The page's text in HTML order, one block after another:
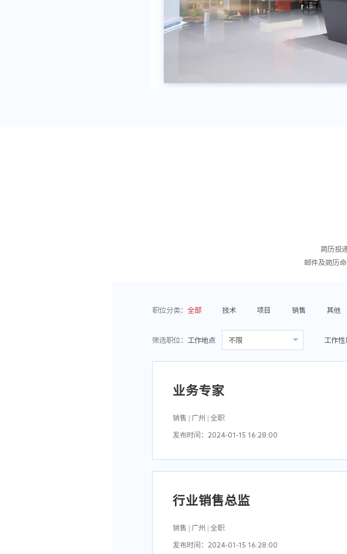
简历投
邮件及简历
职位分类： 全部 技术 项目 销售 其他
筛选职位： 工作地点 不限
不限
工作性
业务专家
销售 | 广州 | 全职
发布时间：2024-01-15 16:28:00
2.分析与理解客户需求，并根据客户需求制订相关的完
4.对公司现有的软件产品进行总结和推广；
5.完成招投标方案编写、投标原型设计、投标方案讲解和
2、具备大型IT系统建设整体解决方案编写和讲解能力
4、有带团队和人员培养经验；
5、具备良好的沟通能力和应变能力，能与客户进行沟
行业销售总监
销售 | 广州 | 全职
发布时间：2024-01-15 16:28:00